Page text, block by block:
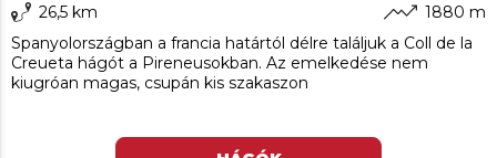
26,5 km
1880 m
Spanyolországban a francia határtól délre találjuk a Coll de la
Creueta hágót a Pireneusokban. Az emelkedése nem
kiugróan magas, csupán kis szakaszon